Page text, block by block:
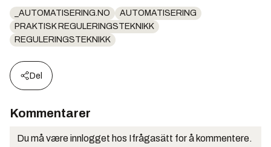
_AUTOMATISERING.NO
AUTOMATISERING
PRAKTISK REGULERINGSTEKNIKK
REGULERINGSTEKNIKK
Del
Kommentarer
Du må være innlogget hos Ifrågasätt for å kommentere.